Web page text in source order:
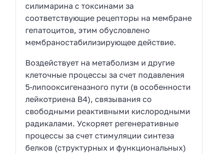
силимарина с токсинами за
соответствующие рецепторы на мембране
гепатоцитов, этим обусловлено
мембраностабилизирующее действие.
Воздействует на метаболизм и другие
клеточные процессы за счет подавления
5-липооксигеназного пути (в особенности
лейкотриена В4), связывания со
свободными реактивными кислородными
радикалами. Ускоряет регенеративные
процессы за счет стимуляции синтеза
белков (структурных и функциональных)